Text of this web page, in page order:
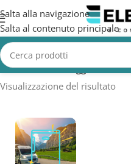
Salta alla navigazione
Salta al contenuto principale
Home/Prodotti taggati
Visualizzazione del risultato